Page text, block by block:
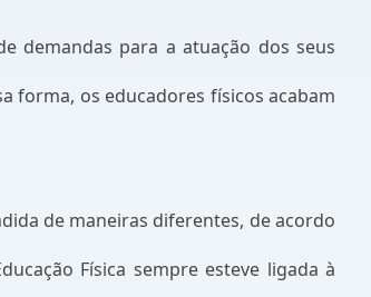
demandas para a atuação dos seus
forma, os educadores físicos acabam
de maneiras diferentes, de acordo
Física sempre esteve ligada à